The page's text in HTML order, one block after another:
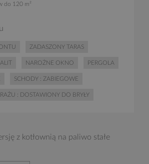
do 120 m²
ZADASZONY TARAS
NAROŻNE OKNO PERGOLA
SCHODY : ZABIEGOWE
: DOSTAWIONY DO BRYŁY
z kotłownią na paliwo stałe